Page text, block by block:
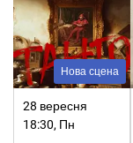
Нова сцена
28 вересня
18:30, Пн